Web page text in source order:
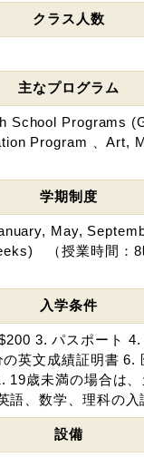
クラス人数
主なプログラム
School Programs
Program 、Art,
学期制度
May,
（授業時間：8
入学条件
3. パスポート 4.
英文成績証明書 6.
19歳未満の場合は
語、数学、理科の入
設備